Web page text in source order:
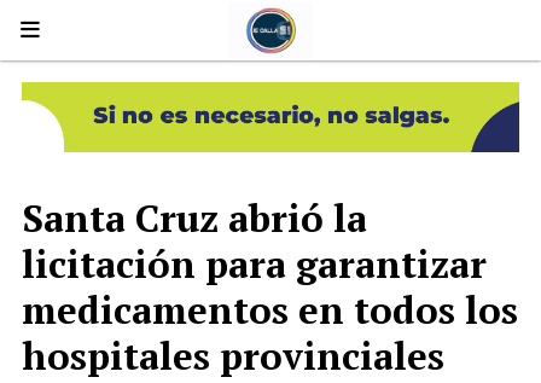
Santa Cruz abrió la
licitación para garantizar
medicamentos en todos los
hospitales provinciales